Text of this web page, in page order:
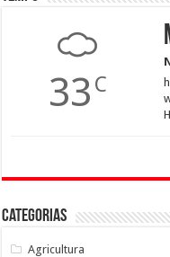
33 C
Categorias
Agricultura